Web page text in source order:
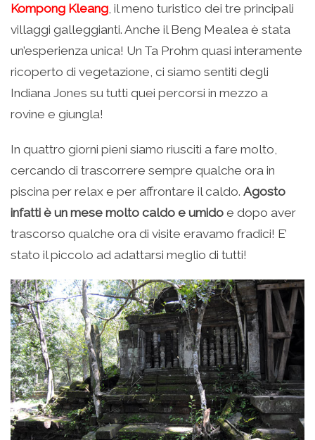
Kompong Kleang, il meno turistico dei tre principali
villaggi galleggianti. Anche il Beng Mealea è stata
un’esperienza unica! Un Ta Prohm quasi interamente
ricoperto di vegetazione, ci siamo sentiti degli
Indiana Jones su tutti quei percorsi in mezzo a
rovine e giungla!
In quattro giorni pieni siamo riusciti a fare molto,
cercando di trascorrere sempre qualche ora in
piscina per relax e per affrontare il caldo. Agosto
infatti è un mese molto caldo e umido e dopo aver
trascorso qualche ora di visite eravamo fradici! E’
stato il piccolo ad adattarsi meglio di tutti!